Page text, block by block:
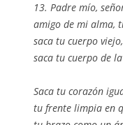
13. Padre mío,
amigo de mi alma,
saca tu cuerpo
saca tu cuerpo de
Saca tu corazón
tu frente limpia en